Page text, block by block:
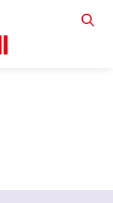
VIA